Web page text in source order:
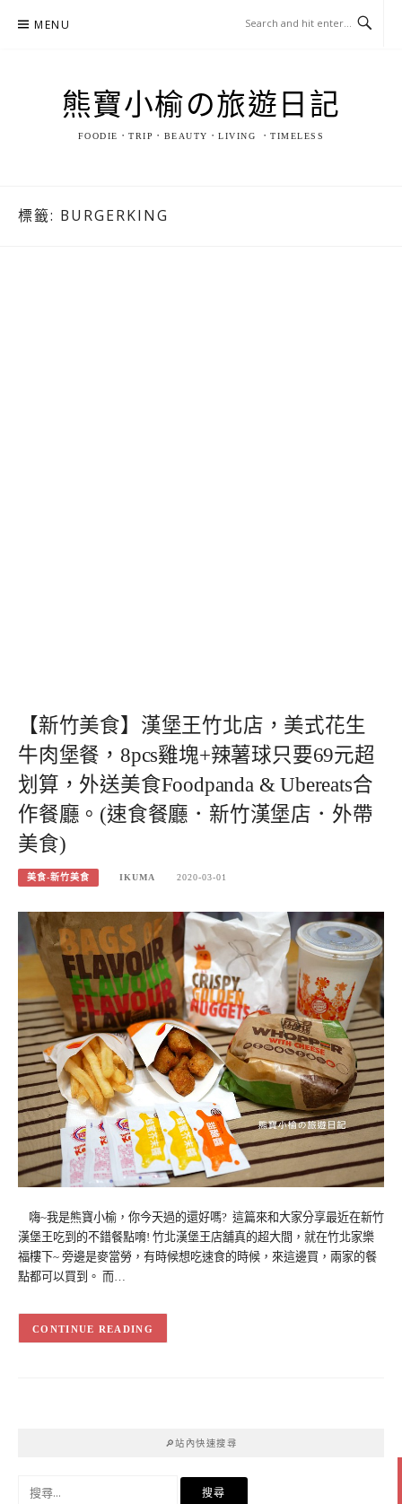
MENU
熊寶小榆の旅遊日記
FOODIE．TRIP．BEAUTY．LIVING ．TIMELESS
標籤: BURGERKING
【新竹美食】漢堡王竹北店，美式花生
牛肉堡餐，8pcs雞塊+辣薯球只要69元超
划算，外送美食Foodpanda & Ubereats合
作餐廳。(速食餐廳．新竹漢堡店．外帶
美食)
美食-新竹美食 IKUMA 2020-03-01
嗨~我是熊寶小榆，你今天過的還好嗎? 這篇來和大家分享最近在新竹
漢堡王吃到的不錯餐點唷! 竹北漢堡王店舖真的超大間，就在竹北家樂
福樓下~ 旁邊是麥當勞，有時候想吃速食的時候，來這邊買，兩家的餐
點都可以買到。 而…
CONTINUE READING
🔎站內快速搜尋